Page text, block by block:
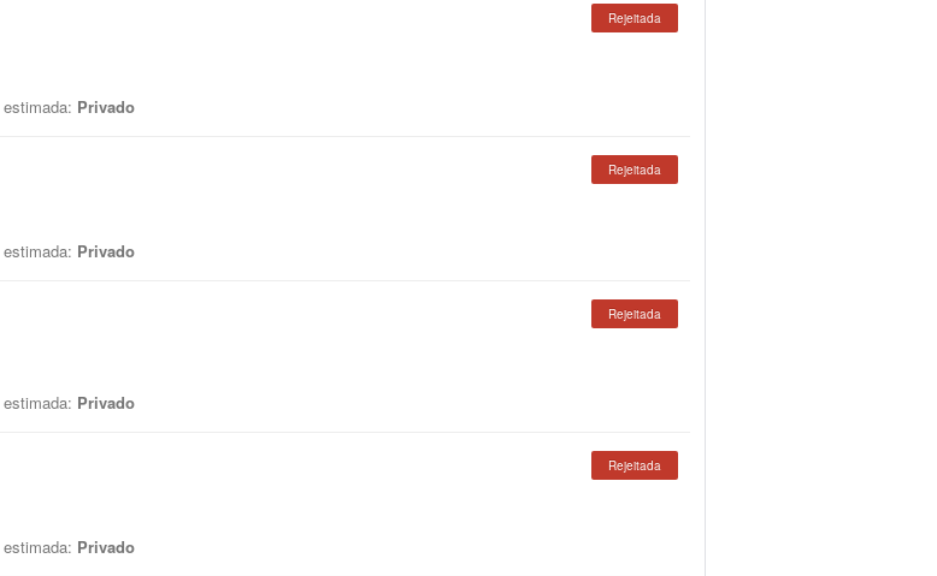
Rejeitada
Privado
Rejeitada
Privado
Rejeitada
Privado
Rejeitada
Privado